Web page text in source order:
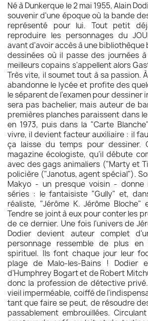
Né à Dunkerque le 2 mai 1955, Alain
souvenir d'une époque où la bande
représenté pour lui. Tout petit
reproduire les personnages du
avant d'avoir accès à une bibliothèque
dessinées où il passe des journées
meilleurs copains s'appellent alors
Très vite, il soumet tout à sa passion.
abandonne le lycée et profite des
le séparent de l'examen pour dessiner
sera pas bachelier, mais auteur de
premières planches paraissent dans le
en 1973, puis dans la "Carte
vivre, il devient facteur auxiliaire : il
ça laisse du temps pour dessiner.
magazine écologiste, qu'il débute
avec des gags animaliers ("Marty et
policière ("Janotus, agent spécial").
Makyo - un presque voisin - donne
séries : le fantaisiste "Gully" et,
réaliste, "Jérôme K. Jérôme Bloche"
Tendre se joint à eux pour conter les
de ce dernier. Une fois l'univers de
Dodier devient auteur complet
personnage ressemble de plus
spirituel. Ils font chaque jour leur
plage de Malo-les-Bains ! Dodier
d'Humphrey Bogart et de Robert
donc la profession de détective
vieil imperméable, coiffé de
tant que faire se peut, de résoudre
passablement embrouillées.